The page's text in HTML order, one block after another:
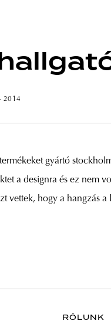
2014
gyártó
a designra és ez nem
vettek, hogy a hangzás
RÓLUNK